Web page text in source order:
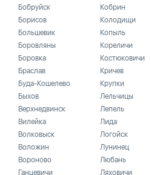
Бобруйск
Борисов
Большевик
Боровляны
Боровка
Браслав
Буда-Кошелево
Быхов
Верхнедвинск
Вилейка
Волковыск
Воложин
Вороново
Ганцевичи
Кобрин
Колодищи
Копыль
Кореличи
Костюковичи
Кричев
Крупки
Лельчицы
Лепель
Лида
Логойск
Лунинец
Любань
Ляховичи